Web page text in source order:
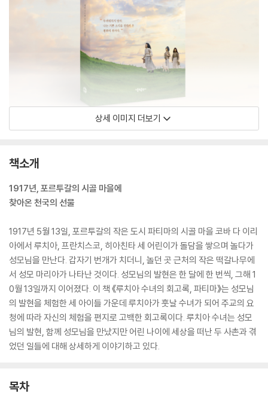
상세 이미지 더보기
책소개
1917년, 포르투갈의 시골 마을에
찾아온 천국의 선물
1917년 5월 13일, 포르투갈의 작은 도시 파티마의 시골 마을 코바 다 이리
아에서 루치아, 프란치스코, 히아친타 세 어린이가 돌담을 쌓으며 놀다가
성모님을 만난다. 갑자기 번개가 치더니, 놀던 곳 근처의 작은 떡갈나무에
서 성모 마리아가 나타난 것이다. 성모님의 발현은 한 달에 한 번씩, 그해 1
0월 13일까지 이어졌다. 이 책 《루치아 수녀의 회고록, 파티마》는 성모님
의 발현을 체험한 세 아이들 가운데 루치아가 훗날 수녀가 되어 주교의 요
청에 따라 자신의 체험을 편지로 고백한 회고록이다. 루치아 수녀는 성모
님의 발현, 함께 성모님을 만났지만 어린 나이에 세상을 떠난 두 사촌과 겪
었던 일들에 대해 상세하게 이야기하고 있다.
목차